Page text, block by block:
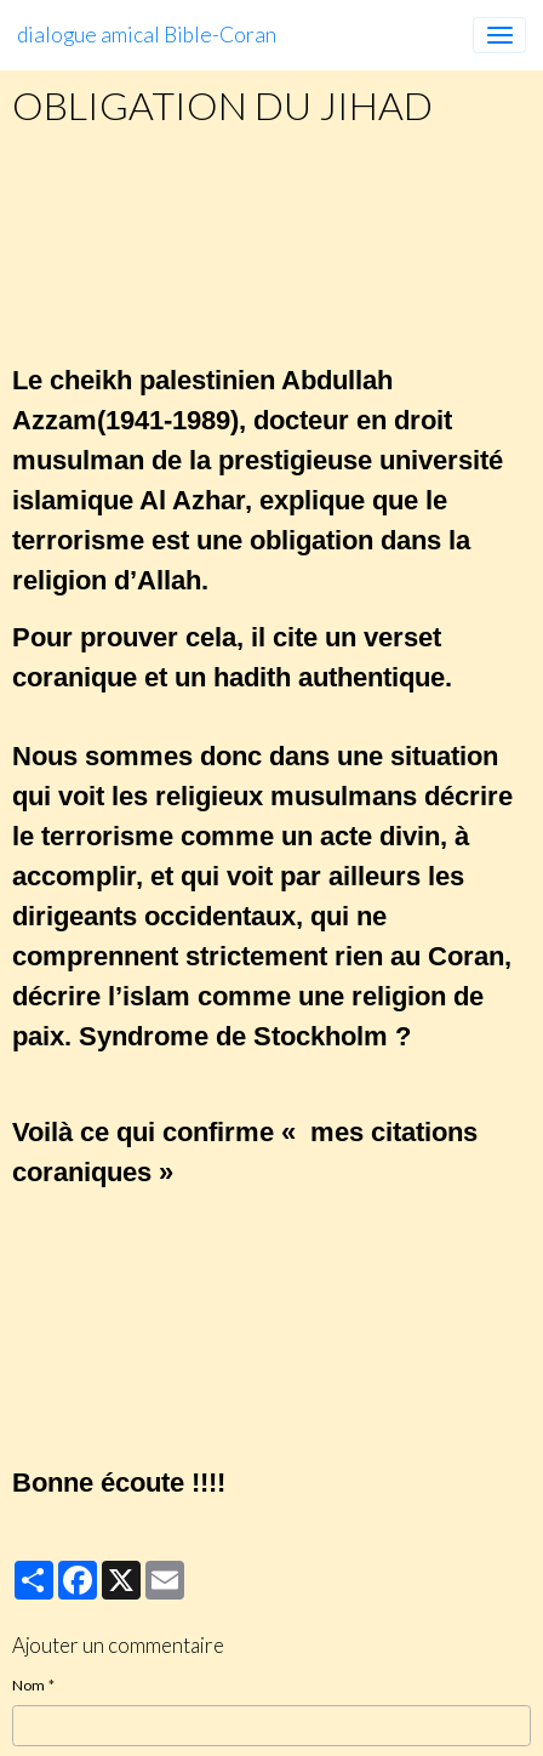
dialogue amical Bible-Coran
OBLIGATION DU JIHAD
Le cheikh palestinien Abdullah
Azzam(1941-1989), docteur en droit
musulman de la prestigieuse université
islamique Al Azhar, explique que le
terrorisme est une obligation dans la
religion d’Allah.
Pour prouver cela, il cite un verset
coranique et un hadith authentique.
Nous sommes donc dans une situation
qui voit les religieux musulmans décrire
le terrorisme comme un acte divin, à
accomplir, et qui voit par ailleurs les
dirigeants occidentaux, qui ne
comprennent strictement rien au Coran,
décrire l’islam comme une religion de
paix. Syndrome de Stockholm ?
Voilà ce qui confirme « mes citations
coraniques »
Bonne écoute !!!!
PartagerFacebook
X
Ajouter un commentaire
Nom